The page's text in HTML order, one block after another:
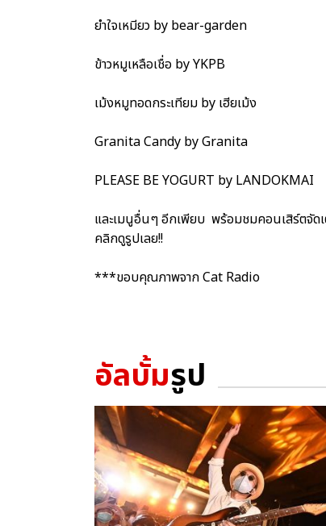
ยำใจเหมียว by bear-garden
ข้าวหมูเหลือเชื่อ by YKPB
เม้งหมูทอดกระเทียม by เฮียเม้ง
Granita Candy by Granita
PLEASE BE YOGURT by LANDOKMAI
และเมนูอื่นๆ อีกเพียบ พร้อมชมคอนเสิร์ตจัด
คลิกดูรูปเลย!!
***ขอบคุณภาพจาก Cat Radio
อัลบั้มรูป